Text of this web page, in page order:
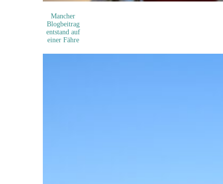
Mancher
Blogbeitrag
entstand auf
einer Fähre